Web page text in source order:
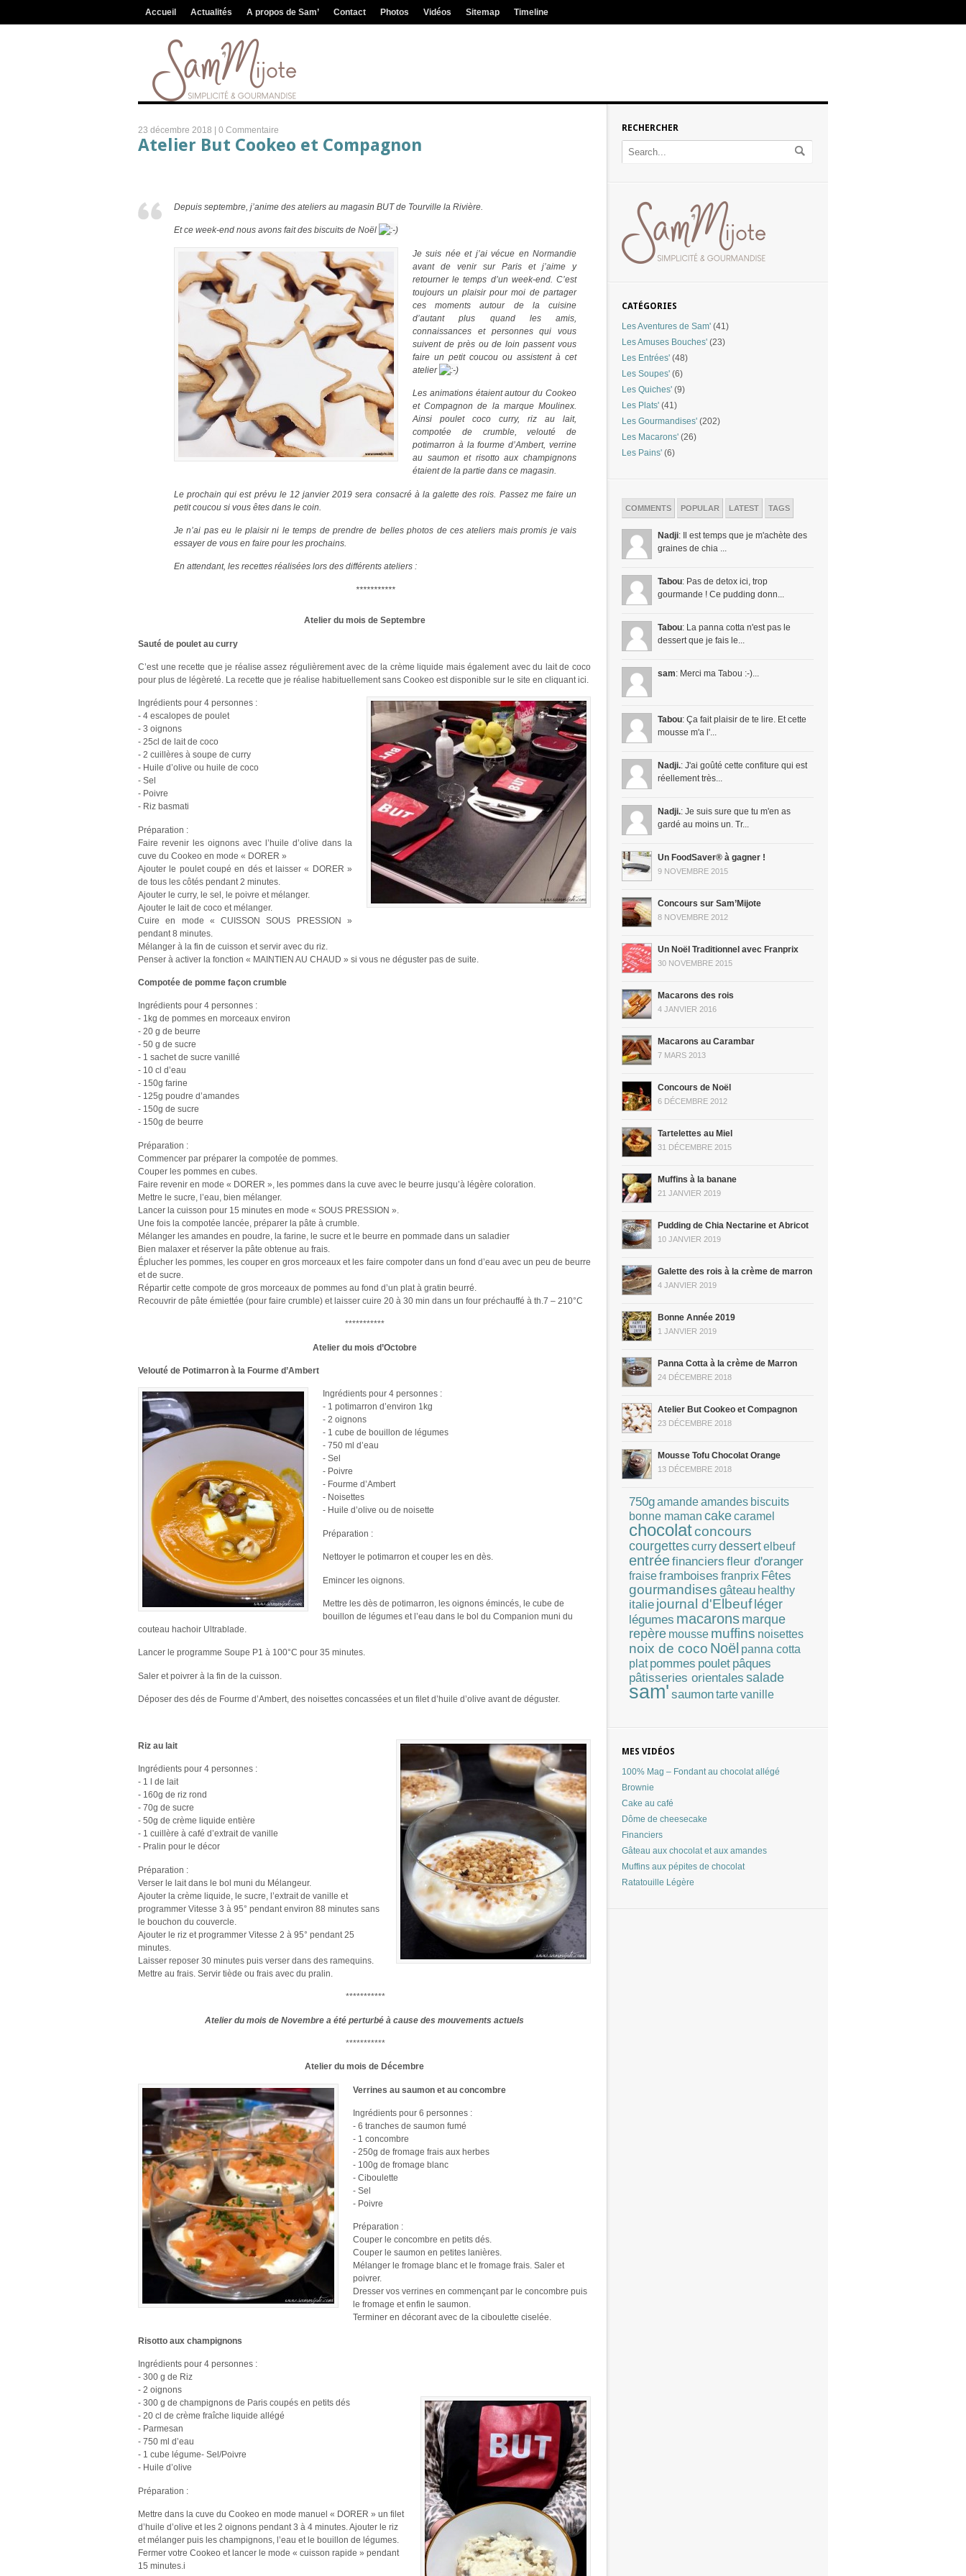
Accueil Actualités A propos de Sam’ Contact Photos Vidéos Sitemap Timeline
23 décembre 2018 | 0 Commentaire
Atelier But Cookeo et Compagnon
Depuis septembre, j’anime des ateliers au magasin BUT de Tourville la Rivière.
Et ce week-end nous avons fait des biscuits de Noël
Je suis née et j’ai vécue en Normandie
avant de venir sur Paris et j’aime y
retourner le temps d’un week-end. C’est
toujours un plaisir pour moi de partager
ces moments autour de la cuisine
d’autant plus quand les amis,
connaissances et personnes qui vous
suivent de près ou de loin passent vous
faire un petit coucou ou assistent à cet
atelier
Les animations étaient autour du Cookeo
et Compagnon de la marque Moulinex.
Ainsi poulet coco curry, riz au lait,
compotée de crumble, velouté de
potimarron à la fourme d’Ambert, verrine
au saumon et risotto aux champignons
étaient de la partie dans ce magasin.
Le prochain qui est prévu le 12 janvier 2019 sera consacré à la galette des rois. Passez me faire un
petit coucou si vous êtes dans le coin.
Je n’ai pas eu le plaisir ni le temps de prendre de belles photos de ces ateliers mais promis je vais
essayer de vous en faire pour les prochains.
En attendant, les recettes réalisées lors des différents ateliers :
***********
Atelier du mois de Septembre
Sauté de poulet au curry
C’est une recette que je réalise assez régulièrement avec de la crème liquide mais également avec du lait de coco
pour plus de légèreté. La recette que je réalise habituellement sans Cookeo est disponible sur le site en cliquant ici.
Ingrédients pour 4 personnes :
- 4 escalopes de poulet
- 3 oignons
- 25cl de lait de coco
- 2 cuillères à soupe de curry
- Huile d’olive ou huile de coco
- Sel
- Poivre
- Riz basmati
Préparation :
Faire revenir les oignons avec l’huile d’olive dans la
cuve du Cookeo en mode « DORER »
Ajouter le poulet coupé en dés et laisser « DORER »
de tous les côtés pendant 2 minutes.
Ajouter le curry, le sel, le poivre et mélanger.
Ajouter le lait de coco et mélanger.
Cuire en mode « CUISSON SOUS PRESSION »
pendant 8 minutes.
Mélanger à la fin de cuisson et servir avec du riz.
Penser à activer la fonction « MAINTIEN AU CHAUD » si vous ne déguster pas de suite.
Compotée de pomme façon crumble
Ingrédients pour 4 personnes :
- 1kg de pommes en morceaux environ
- 20 g de beurre
- 50 g de sucre
- 1 sachet de sucre vanillé
- 10 cl d’eau
- 150g farine
- 125g poudre d’amandes
- 150g de sucre
- 150g de beurre
Préparation :
Commencer par préparer la compotée de pommes.
Couper les pommes en cubes.
Faire revenir en mode « DORER », les pommes dans la cuve avec le beurre jusqu’à légère coloration.
Mettre le sucre, l’eau, bien mélanger.
Lancer la cuisson pour 15 minutes en mode « SOUS PRESSION ».
Une fois la compotée lancée, préparer la pâte à crumble.
Mélanger les amandes en poudre, la farine, le sucre et le beurre en pommade dans un saladier
Bien malaxer et réserver la pâte obtenue au frais.
Éplucher les pommes, les couper en gros morceaux et les faire compoter dans un fond d’eau avec un peu de beurre
et de sucre.
Répartir cette compote de gros morceaux de pommes au fond d’un plat à gratin beurré.
Recouvrir de pâte émiettée (pour faire crumble) et laisser cuire 20 à 30 min dans un four préchauffé à th.7 – 210°C
***********
Atelier du mois d’Octobre
Velouté de Potimarron à la Fourme d’Ambert
Ingrédients pour 4 personnes :
- 1 potimarron d’environ 1kg
- 2 oignons
- 1 cube de bouillon de légumes
- 750 ml d’eau
- Sel
- Poivre
- Fourme d’Ambert
- Noisettes
- Huile d’olive ou de noisette
Préparation :
Nettoyer le potimarron et couper les en dès.
Emincer les oignons.
Mettre les dès de potimarron, les oignons émincés, le cube de
bouillon de légumes et l’eau dans le bol du Companion muni du
couteau hachoir Ultrablade.
Lancer le programme Soupe P1 à 100°C pour 35 minutes.
Saler et poivrer à la fin de la cuisson.
Déposer des dés de Fourme d’Ambert, des noisettes concassées et un filet d’huile d’olive avant de déguster.
Riz au lait
Ingrédients pour 4 personnes :
- 1 l de lait
- 160g de riz rond
- 70g de sucre
- 50g de crème liquide entière
- 1 cuillère à café d’extrait de vanille
- Pralin pour le décor
Préparation :
Verser le lait dans le bol muni du Mélangeur.
Ajouter la crème liquide, le sucre, l’extrait de vanille et
programmer Vitesse 3 à 95° pendant environ 88 minutes sans
le bouchon du couvercle.
Ajouter le riz et programmer Vitesse 2 à 95° pendant 25
minutes.
Laisser reposer 30 minutes puis verser dans des ramequins.
Mettre au frais. Servir tiède ou frais avec du pralin.
***********
Atelier du mois de Novembre a été perturbé à cause des mouvements actuels
***********
Atelier du mois de Décembre
Verrines au saumon et au concombre
Ingrédients pour 6 personnes :
- 6 tranches de saumon fumé
- 1 concombre
- 250g de fromage frais aux herbes
- 100g de fromage blanc
- Ciboulette
- Sel
- Poivre
Préparation :
Couper le concombre en petits dés.
Couper le saumon en petites lanières.
Mélanger le fromage blanc et le fromage frais. Saler et
poivrer.
Dresser vos verrines en commençant par le concombre puis
le fromage et enfin le saumon.
Terminer en décorant avec de la ciboulette ciselée.
Risotto aux champignons
Ingrédients pour 4 personnes :
- 300 g de Riz
- 2 oignons
- 300 g de champignons de Paris coupés en petits dés
- 20 cl de crème fraîche liquide allégé
- Parmesan
- 750 ml d’eau
- 1 cube légume- Sel/Poivre
- Huile d’olive
Préparation :
Mettre dans la cuve du Cookeo en mode manuel « DORER » un filet
d’huile d’olive et les 2 oignons pendant 3 à 4 minutes. Ajouter le riz
et mélanger puis les champignons, l’eau et le bouillon de légumes.
Fermer votre Cookeo et lancer le mode « cuisson rapide » pendant
15 minutes.i
RECHERCHER
CATÉGORIES
Les Aventures de Sam' (41)
Les Amuses Bouches' (23)
Les Entrées' (48)
Les Soupes' (6)
Les Quiches' (9)
Les Plats' (41)
Les Gourmandises' (202)
Les Macarons' (26)
Les Pains' (6)
COMMENTS POPULAR LATEST TAGS
Nadji: Il est temps que je m'achète des
graines de chia ...
Tabou: Pas de detox ici, trop
gourmande ! Ce pudding donn...
Tabou: La panna cotta n'est pas le
dessert que je fais le...
sam: Merci ma Tabou :-)...
Tabou: Ça fait plaisir de te lire. Et cette
mousse m'a l'...
Nadji.: J'ai goûté cette confiture qui est
réellement très...
Nadji.: Je suis sure que tu m'en as
gardé au moins un. Tr...
Un FoodSaver® à gagner !
9 NOVEMBRE 2015
Concours sur Sam’Mijote
8 NOVEMBRE 2012
Un Noël Traditionnel avec Franprix
30 NOVEMBRE 2015
Macarons des rois
4 JANVIER 2016
Macarons au Carambar
7 MARS 2013
Concours de Noël
6 DÉCEMBRE 2012
Tartelettes au Miel
31 DÉCEMBRE 2015
Muffins à la banane
21 JANVIER 2019
Pudding de Chia Nectarine et Abricot
10 JANVIER 2019
Galette des rois à la crème de marron
4 JANVIER 2019
Bonne Année 2019
1 JANVIER 2019
Panna Cotta à la crème de Marron
24 DÉCEMBRE 2018
Atelier But Cookeo et Compagnon
23 DÉCEMBRE 2018
Mousse Tofu Chocolat Orange
13 DÉCEMBRE 2018
750gamandeamandes biscuits
bonne maman cakecaramel
chocolatconcours
courgettescurrydessertelbeuf
entréefinanciers fleur d'oranger
fraiseframboises franprix Fêtes
gourmandises gâteau healthy
italie journal d'Elbeuf léger
légumes macarons marque
repère mousse muffins noisettes
noix de coco Noël panna cotta
plat pommes poulet pâques
pâtisseries orientales salade
sam' saumontartevanille
MES VIDÉOS
100% Mag – Fondant au chocolat allégé
Brownie
Cake au café
Dôme de cheesecake
Financiers
Gâteau aux chocolat et aux amandes
Muffins aux pépites de chocolat
Ratatouille Légère